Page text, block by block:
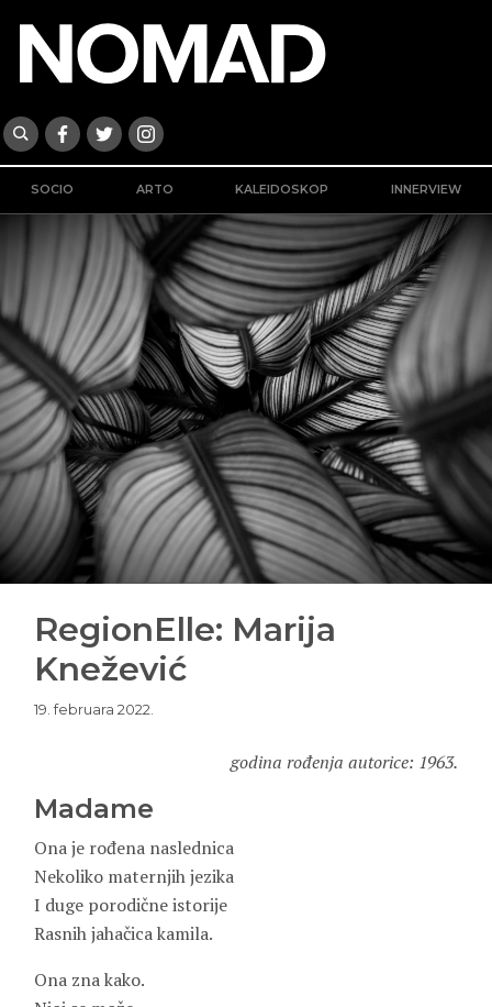
SOCIO ARTO KALEIDOSKOP INNERVIEW
RegionElle: Marija
Knežević
19. februara 2022.
godina rođenja autorice: 1963.
Madame
Ona je rođena naslednica
Nekoliko maternjih jezika
I duge porodične istorije
Rasnih jahačica kamila.
Ona zna kako.